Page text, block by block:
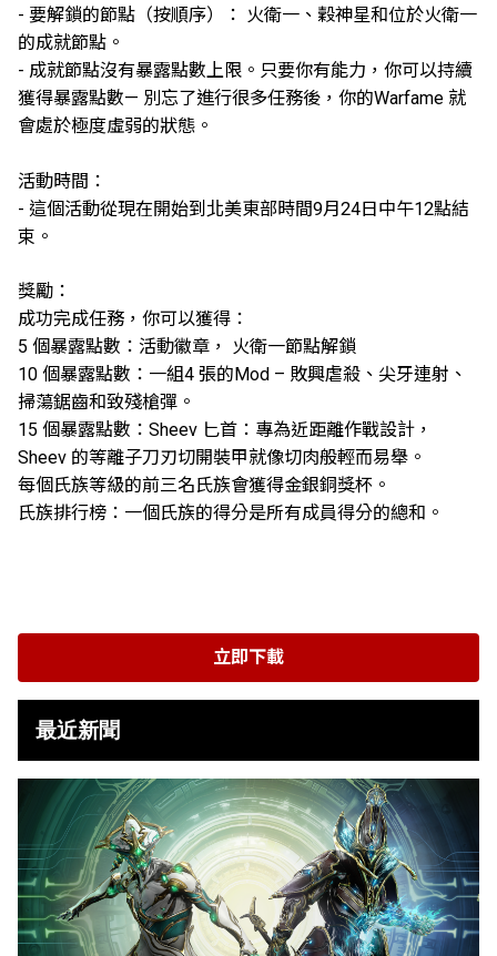
- 要解鎖的節點（按順序）： 火衛一、穀神星和位於火衛一
的成就節點。
- 成就節點沒有暴露點數上限。只要你有能力，你可以持續
獲得暴露點數— 別忘了進行很多任務後，你的Warfame 就
會處於極度虛弱的狀態。
活動時間：
- 這個活動從現在開始到北美東部時間9月24日中午12點結
束。
獎勵：
成功完成任務，你可以獲得：
5 個暴露點數：活動徽章， 火衛一節點解鎖
10 個暴露點數：一組4 張的Mod – 敗興虐殺、尖牙連射、
掃蕩鋸齒和致殘槍彈。
15 個暴露點數：Sheev 匕首：專為近距離作戰設計，
Sheev 的等離子刀刃切開裝甲就像切肉般輕而易舉。
每個氏族等級的前三名氏族會獲得金銀銅獎杯。
氏族排行榜：一個氏族的得分是所有成員得分的總和。
立即下載
最近新聞